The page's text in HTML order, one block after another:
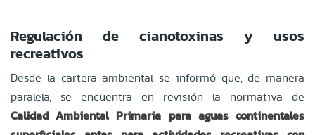
Regulación de cianotoxinas y usos
recreativos
Desde la cartera ambiental se informó que, de manera
paralela, se encuentra en revisión la normativa de
Calidad Ambiental Primaria para aguas continentales